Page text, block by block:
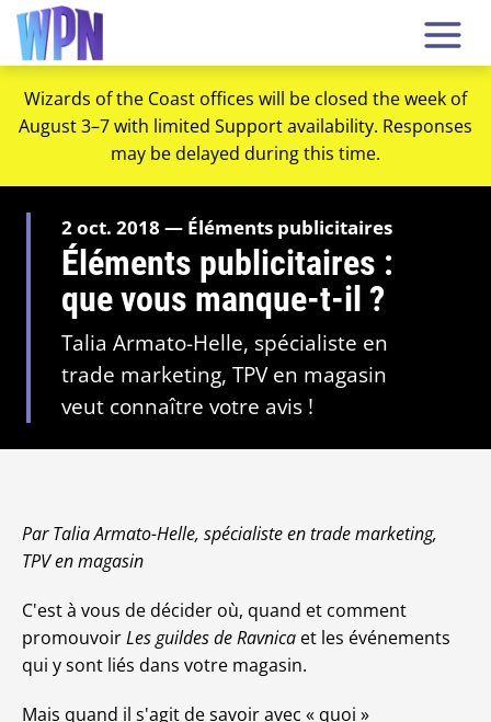
Wizards of the Coast offices will be closed the week of
August 3–7 with limited Support availability. Responses
may be delayed during this time.
2 oct. 2018 — Éléments publicitaires
Éléments publicitaires :
que vous manque-t-il ?
Talia Armato-Helle, spécialiste en
trade marketing, TPV en magasin
veut connaître votre avis !
Par Talia Armato-Helle, spécialiste en trade marketing,
TPV en magasin
C'est à vous de décider où, quand et comment
promouvoirLes guildes de Ravnica et les événements
qui y sont liés dans votre magasin.
Mais quand il s'agit de savoir avec « quoi »